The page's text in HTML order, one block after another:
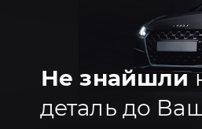
Не знайшли
деталь до